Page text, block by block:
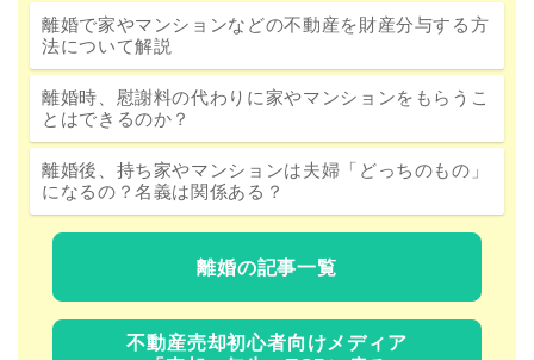
離婚で家やマンションなどの不動産を財産分与する方
法について解説
離婚時、慰謝料の代わりに家やマンションをもらうこ
とはできるのか？
離婚後、持ち家やマンションは夫婦「どっちのもの」
になるの？名義は関係ある？
離婚の記事一覧
不動産売却初心者向けメディア